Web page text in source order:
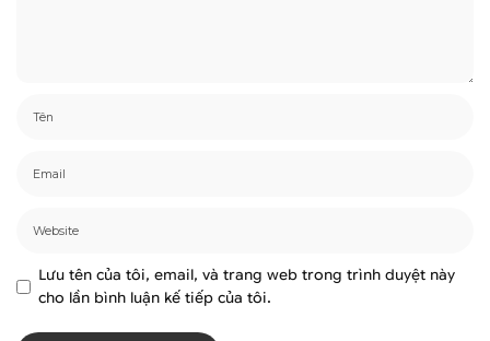
Lưu tên của tôi, email, và trang web trong trình duyệt này
cho lần bình luận kế tiếp của tôi.